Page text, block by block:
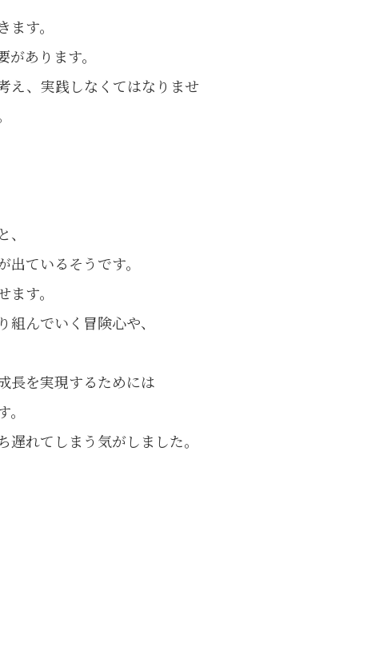
す。
あります。
え、実践しなくてはなりませ
ているそうです。
す。
んでいく冒険心や、
長を実現するためには
れてしまう気がしました。